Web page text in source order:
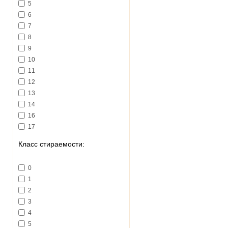
5
6
7
8
9
10
11
12
13
14
16
17
легкая
средняя
Класс стираемости:
0
1
2
3
4
5